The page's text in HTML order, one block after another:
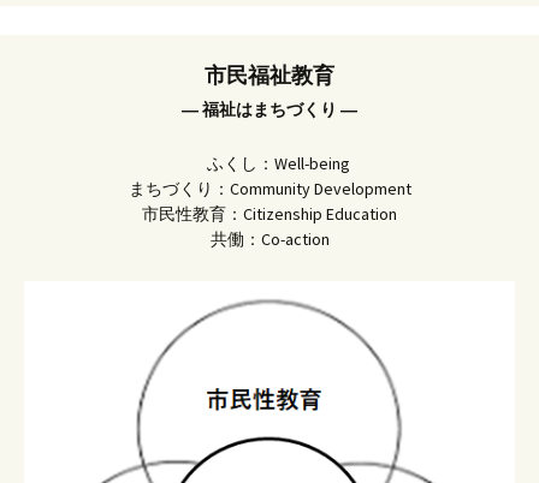
市民福祉教育
― 福祉はまちづくり ―
ふくし：Well-being
まちづくり：Community Development
市民性教育：Citizenship Education
共働：Co-action